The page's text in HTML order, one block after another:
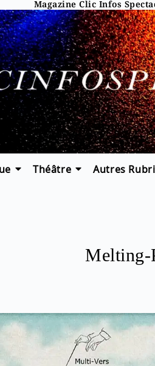
Magazine Clic Infos
Théâtre Autres
Melting-